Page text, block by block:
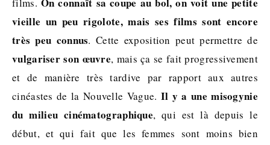
vieille un peu rigolote, mais ses films sont encore
très peu connus. Cette exposition peut permettre de
vulgariser son œuvre, mais ça se fait progressivement
et de manière très tardive par rapport aux autres
cinéastes de la Nouvelle Vague. Il y a une misogynie
du milieu cinématographique, qui est là depuis le
début, et qui fait que les femmes sont moins bien